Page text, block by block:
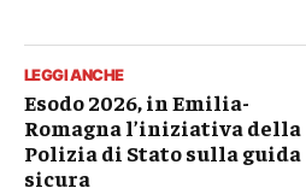
LEGGI ANCHE
Esodo 2026, in Emilia-
Romagna l’iniziativa della
Polizia di Stato sulla guida
sicura